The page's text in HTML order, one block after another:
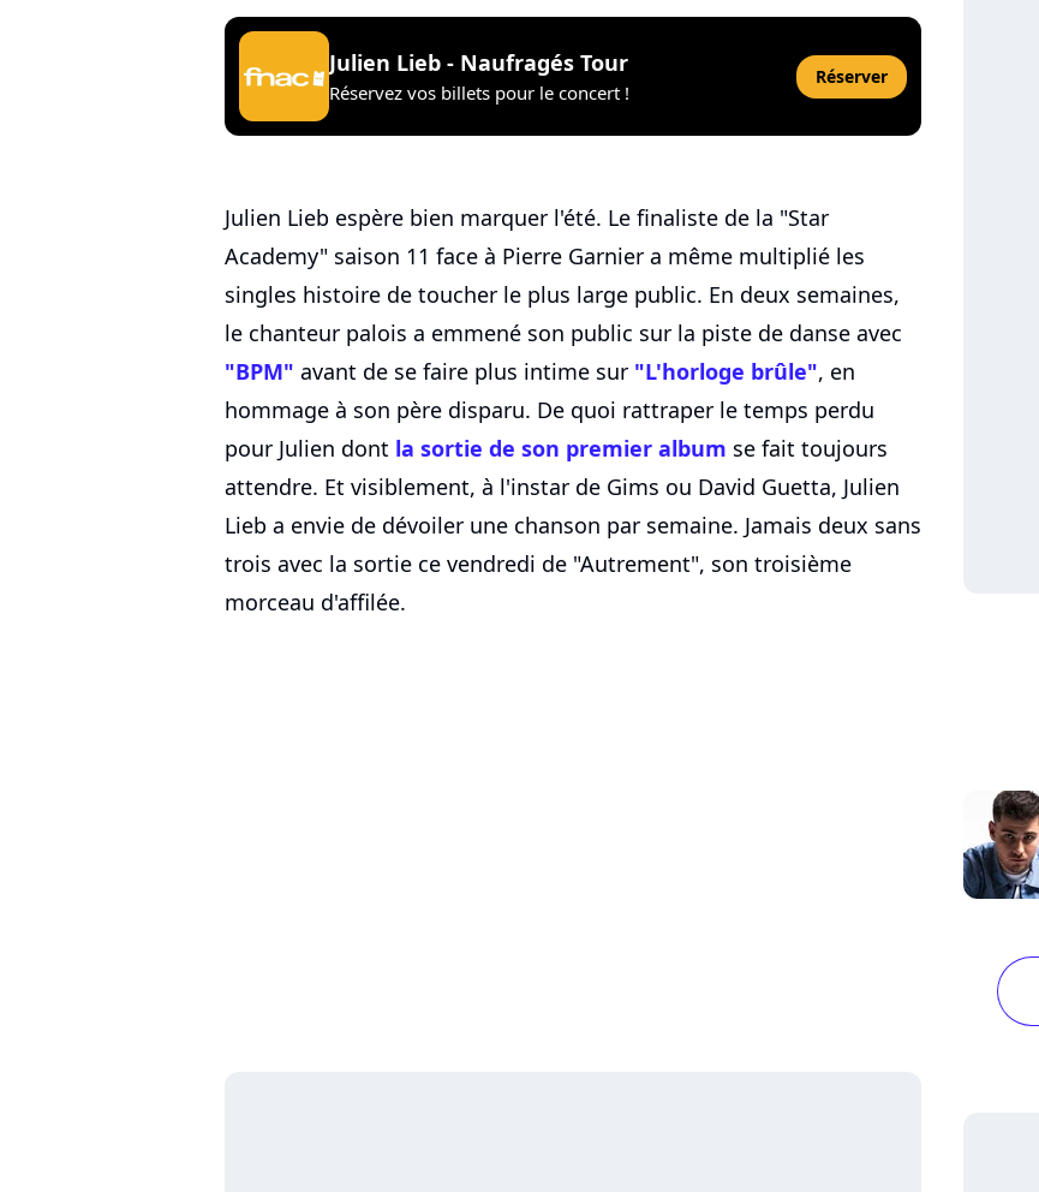
Julien Lieb - Naufragés Tour
Réservez vos billets pour le concert !
Réserver
Julien Lieb espère bien marquer l'été. Le finaliste de la "Star
Academy" saison 11 face à Pierre Garnier a même multiplié les
singles histoire de toucher le plus large public. En deux semaines,
le chanteur palois a emmené son public sur la piste de danse avec
"BPM" avant de se faire plus intime sur "L'horloge brûle", en
hommage à son père disparu. De quoi rattraper le temps perdu
pour Julien dont la sortie de son premier album se fait toujours
attendre. Et visiblement, à l'instar de Gims ou David Guetta, Julien
Lieb a envie de dévoiler une chanson par semaine. Jamais deux sans
trois avec la sortie ce vendredi de "Autrement", son troisième
morceau d'affilée.